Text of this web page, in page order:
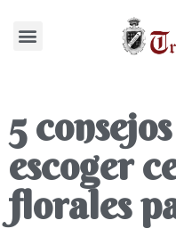
5
escoger
florales